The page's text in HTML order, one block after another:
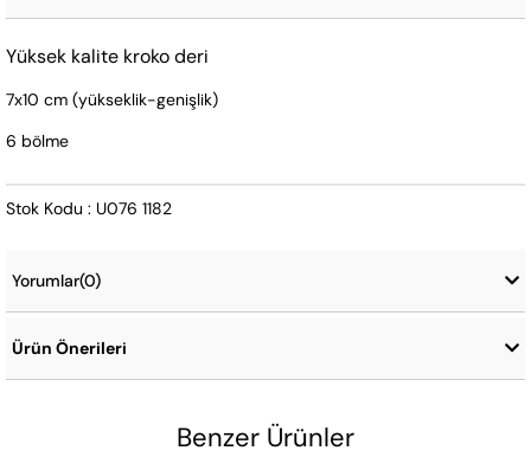
Yüksek kalite kroko deri
7x10 cm (yükseklik-genişlik)
6 bölme
Stok Kodu : U076 1182
Yorumlar(0)
Ürün Önerileri
Benzer Ürünler